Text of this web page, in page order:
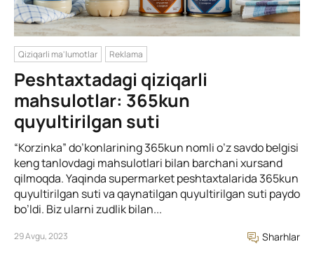
Qiziqarli ma'lumotlar Reklama
Peshtaxtadagi qiziqarli
mahsulotlar: 365kun
quyultirilgan suti
“Korzinka” do’konlarining 365kun nomli o’z savdo belgisi
keng tanlovdagi mahsulotlari bilan barchani xursand
qilmoqda. Yaqinda supermarket peshtaxtalarida 365kun
quyultirilgan suti va qaynatilgan quyultirilgan suti paydo
bo’ldi. Biz ularni zudlik bilan...
29 Avgu, 2023 Sharhlar